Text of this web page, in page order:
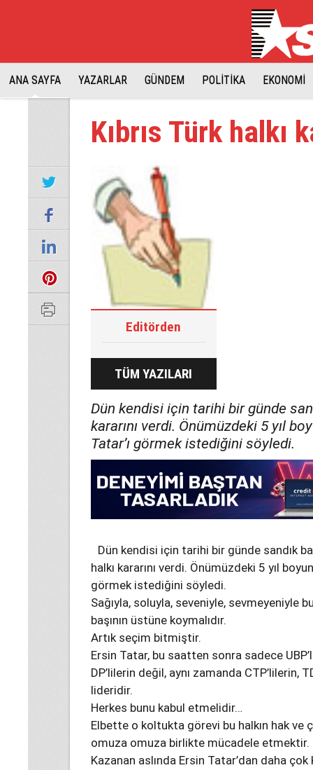
ANA SAYFA YAZARLAR GÜNDEM POLİTİKA EKONOMİ
Kıbrıs Türk halkı
Editörden
TÜM YAZILARI
Dün kendisi için tarihi bir günde
kararını verdi. Önümüzdeki 5 yıl
Tatar’ı görmek istediğini söyledi.
Dün kendisi için tarihi bir günde sandık
halkı kararını verdi. Önümüzdeki 5 yıl
görmek istediğini söyledi.
Sağıyla, soluyla, seveniyle, sevmeyeniyle
başının üstüne koymalıdır.
Artık seçim bitmiştir.
Ersin Tatar, bu saatten sonra sadece
DP’lilerin değil, aynı zamanda CTP’lilerin,
lideridir.
Herkes bunu kabul etmelidir…
Elbette o koltukta görevi bu halkın hak ve
omuza omuza birlikte mücadele etmektir.
Kazanan aslında Ersin Tatar’dan daha çok